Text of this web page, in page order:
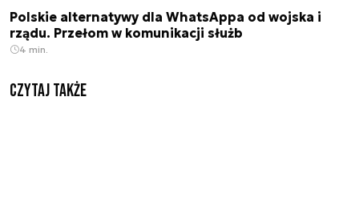
Polskie alternatywy dla WhatsAppa od wojska i
rządu. Przełom w komunikacji służb
4 min.
Czytaj także